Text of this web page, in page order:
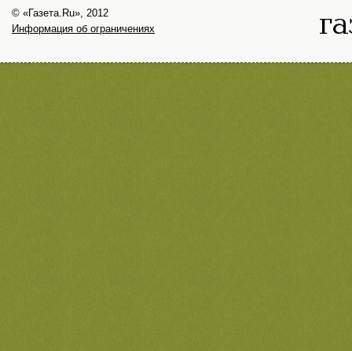
© «Газета.Ru», 2012
Информация об ограничениях